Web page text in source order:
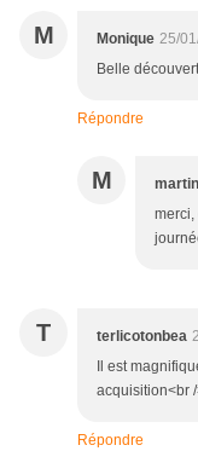
M Monique 25/
Belle
Répondre
M
merci,
T terlicotonbea
Il est
acquisition<br
Répondre